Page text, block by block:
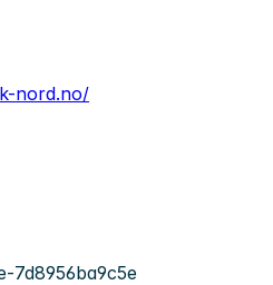
nord.no/
7d8956ba9c5e